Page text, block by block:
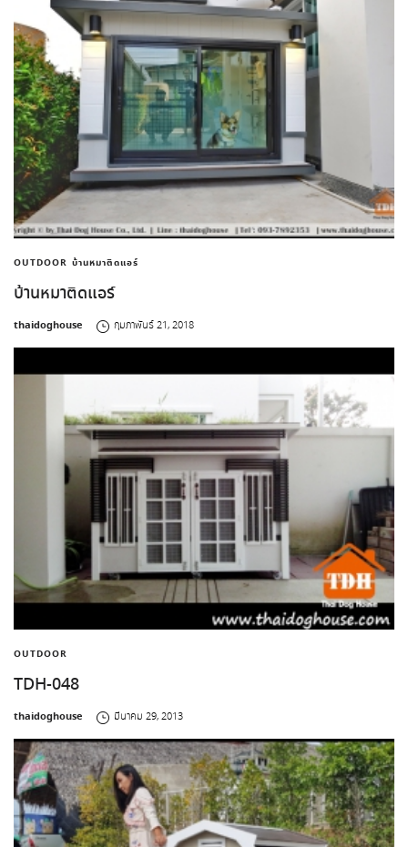
OUTDOOR บ้านหมาติดแอร์
บ้านหมาติดแอร์
by
thaidoghouse กุมภาพันธ์ 21, 2018
OUTDOOR
TDH-048
by
thaidoghouse มีนาคม 29, 2013